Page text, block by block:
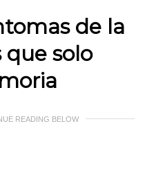
de la
que solo
READING BELOW